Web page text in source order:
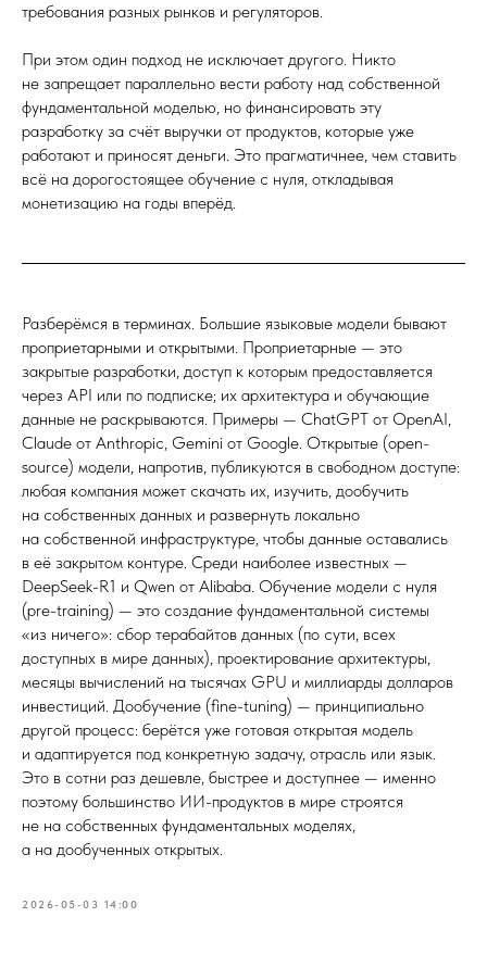
требования разных рынков и регуляторов.
При этом один подход не исключает другого. Никто
не запрещает параллельно вести работу над собственной
фундаментальной моделью, но финансировать эту
разработку за счёт выручки от продуктов, которые уже
работают и приносят деньги. Это прагматичнее, чем ставить
всё на дорогостоящее обучение с нуля, откладывая
монетизацию на годы вперёд.
Разберёмся в терминах. Большие языковые модели бывают
проприетарными и открытыми. Проприетарные — это
закрытые разработки, доступ к которым предоставляется
через API или по подписке; их архитектура и обучающие
данные не раскрываются. Примеры — ChatGPT от OpenAI,
Claude от Anthropic, Gemini от Google. Открытые (open-
source) модели, напротив, публикуются в свободном доступе:
любая компания может скачать их, изучить, дообучить
на собственных данных и развернуть локально
на собственной инфраструктуре, чтобы данные оставались
в её закрытом контуре. Среди наиболее известных —
DeepSeek-R1 и Qwen от Alibaba. Обучение модели с нуля
(pre-training) — это создание фундаментальной системы
«из ничего»: сбор терабайтов данных (по сути, всех
доступных в мире данных), проектирование архитектуры,
месяцы вычислений на тысячах GPU и миллиарды долларов
инвестиций. Дообучение (fine-tuning) — принципиально
другой процесс: берётся уже готовая открытая модель
и адаптируется под конкретную задачу, отрасль или язык.
Это в сотни раз дешевле, быстрее и доступнее — именно
поэтому большинство ИИ-продуктов в мире строятся
не на собственных фундаментальных моделях,
а на дообученных открытых.
2026-05-03 14:00